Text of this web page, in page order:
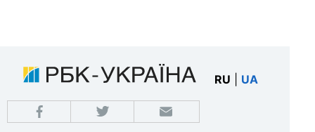
RU UA